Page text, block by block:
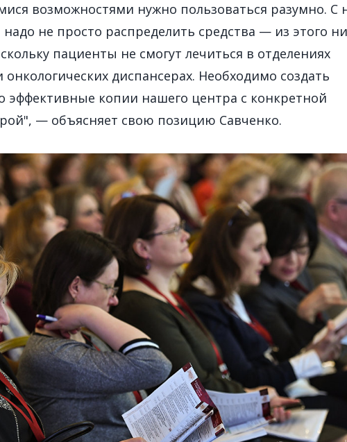
возможностями нужно пользоваться разумно. С
не просто распределить средства — из этого
пациенты не смогут лечиться в отделениях
онкологических диспансерах. Необходимо создать
эффективные копии нашего центра с конкретной
— объясняет свою позицию Савченко.